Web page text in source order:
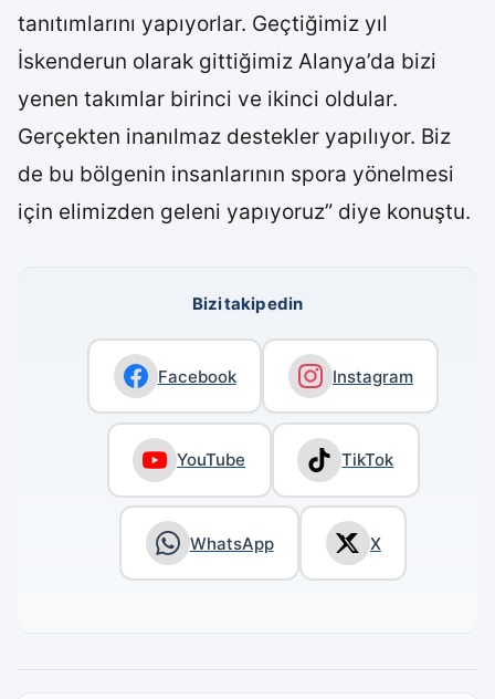
tanıtımlarını yapıyorlar. Geçtiğimiz yıl
İskenderun olarak gittiğimiz Alanya’da bizi
yenen takımlar birinci ve ikinci oldular.
Gerçekten inanılmaz destekler yapılıyor. Biz
de bu bölgenin insanlarının spora yönelmesi
için elimizden geleni yapıyoruz” diye konuştu.
Bizi takip edin
Facebook Instagram
YouTube TikTok
WhatsApp X